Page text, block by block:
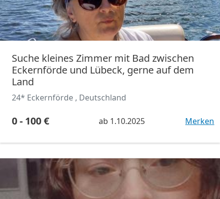
Suche kleines Zimmer mit Bad zwischen
Eckernförde und Lübeck, gerne auf dem
Land
24* Eckernförde , Deutschland
0 - 100 € ab 1.10.2025 Merken